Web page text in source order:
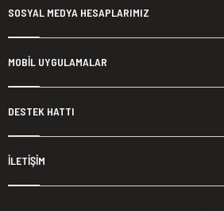
SOSYAL MEDYA HESAPLARIMIZ
MOBİL UYGULAMALAR
DESTEK HATTI
İLETİŞİM